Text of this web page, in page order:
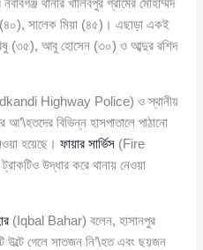
থানার খালিবপুর গ্রামের মোহাম্মদ
সালেক মিয়া (৪৫)। এছাড়া একই
বিষু (৩৫), আবু হোসেন (৩০) ও আব্দুর রশিদ
Highway Police) ও স্থানীয়
বিভিন্ন হাসপাতালে পাঠানো
হয়েছে।ফায়ার সার্ভিস (Fire
উদ্ধার করে থানায় নেওয়া
(Iqbal Bahar) বলেন, হাসানপুর
উল্টে গেলে সাতজন নি’\হত এবং ছয়জন